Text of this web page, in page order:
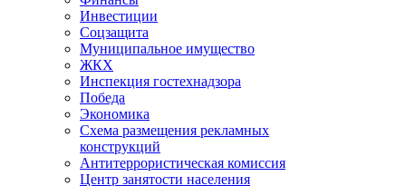
Инвестиции
Соцзащита
Муниципальное имущество
ЖКХ
Инспекция гостехнадзора
Победа
Экономика
Схема размещения рекламных
конструкций
Антитеррористическая комиссия
Центр занятости населения